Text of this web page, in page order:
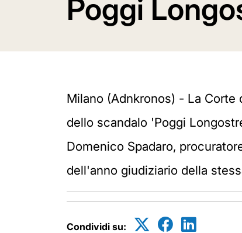
Poggi
Milano (Adnkronos) - La
dello scandalo 'Poggi
Domenico Spadaro,
dell'anno giudiziario della
Condividi su: